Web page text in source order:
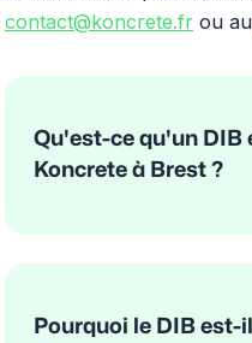
contact@koncrete.fr ou au
Qu'est-ce qu'un DIB
Koncrete à Brest ?
Pourquoi le DIB est-